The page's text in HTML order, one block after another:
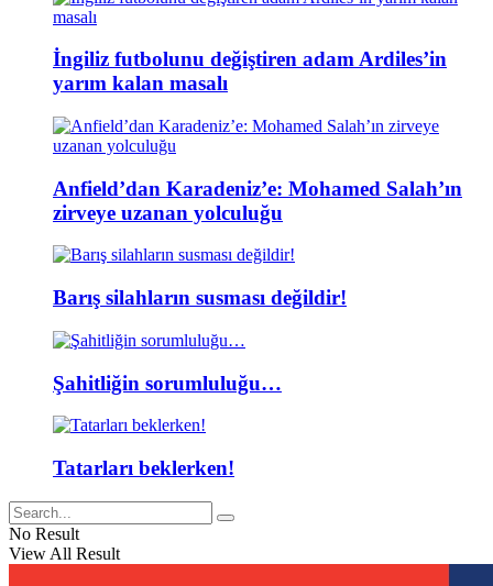
İngiliz futbolunu değiştiren adam Ardiles’in
yarım kalan masalı
Anfield’dan Karadeniz’e: Mohamed Salah’ın
zirveye uzanan yolculuğu
Barış silahların susması değildir!
Şahitliğin sorumluluğu…
Tatarları beklerken!
No Result
View All Result